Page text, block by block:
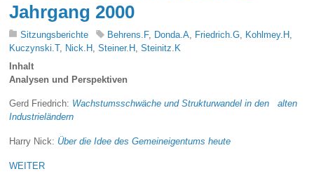
Jahrgang 2000
Sitzungsberichte Behrens.F, Donda.A Friedrich.G Kohlmey.H
Kuczynski.T, Nick.H ,Steiner.H ,Steinitz.K
Inhalt
Analysen und Perspektiven
Gerd Friedrich: Wachstumsschwäche und Strukturwandel in den alten
Industrieländern
Harry Nick: Über die Idee des Gemeineigentums heute
WEITER